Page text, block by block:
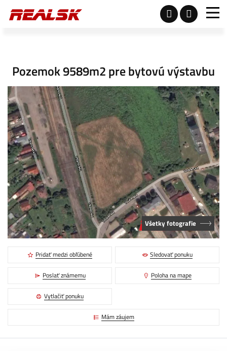
Pozemok 9589m2 pre bytovú výstavbu
Všetky fotografie
Pridať medzi obľúbené Sledovať ponuku
Poslať známemu Poloha na mape
Vytlačiť ponuku
Mám záujem